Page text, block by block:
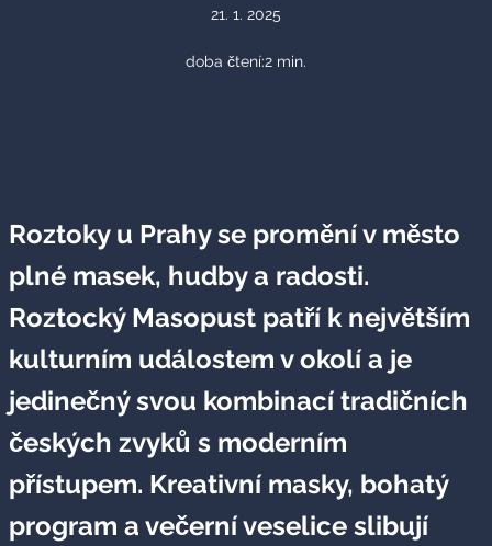
21. 1. 2025
doba čtení:2 min.
Roztoky u Prahy se promění v město
plné masek, hudby a radosti.
Roztocký Masopust patří k největším
kulturním událostem v okolí a je
jedinečný svou kombinací tradičních
českých zvyků s moderním
přístupem. Kreativní masky, bohatý
program a večerní veselice slibují